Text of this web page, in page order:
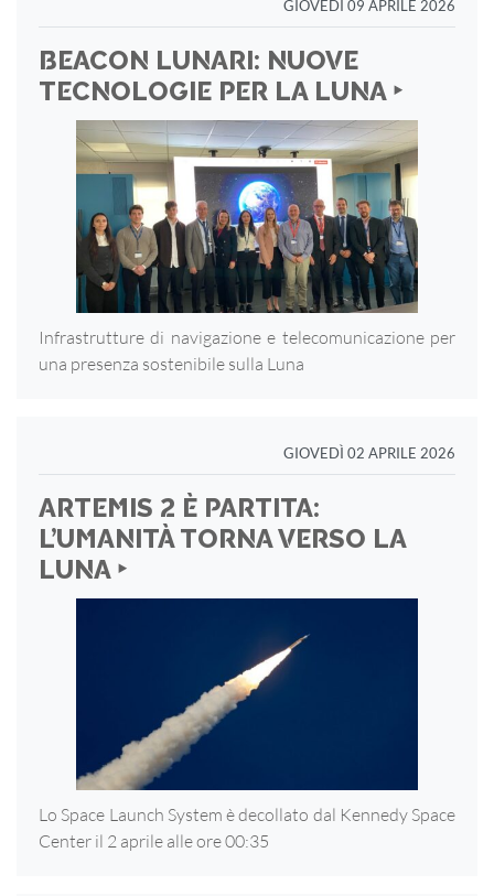
GIOVEDÌ 09 APRILE 2026
BEACON LUNARI: NUOVE
TECNOLOGIE PER LA LUNA ‣
Infrastrutture di navigazione e telecomunicazione per
una presenza sostenibile sulla Luna
GIOVEDÌ 02 APRILE 2026
ARTEMIS 2 È PARTITA:
L’UMANITÀ TORNA VERSO LA
LUNA ‣
Lo Space Launch System è decollato dal Kennedy Space
Center il 2 aprile alle ore 00:35